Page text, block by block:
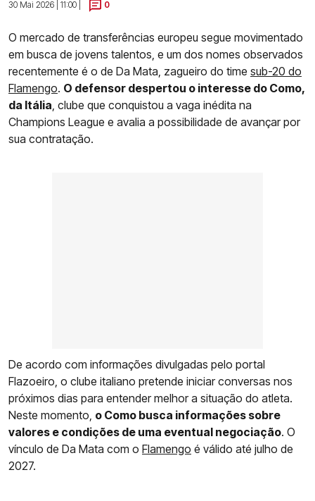
30 Mai 2026 | 11:00 |
0
O mercado de transferências europeu segue movimentado
em busca de jovens talentos, e um dos nomes observados
recentemente é o de Da Mata, zagueiro do time sub-20 do
Flamengo. O defensor despertou o interesse do Como,
da Itália , clube que conquistou a vaga inédita na
Champions League e avalia a possibilidade de avançar por
sua contratação.
De acordo com informações divulgadas pelo portal
Flazoeiro, o clube italiano pretende iniciar conversas nos
próximos dias para entender melhor a situação do atleta.
Neste momento, o Como busca informações sobre
valores e condições de uma eventual negociação. O
vínculo de Da Mata com o Flamengo é válido até julho de
2027.